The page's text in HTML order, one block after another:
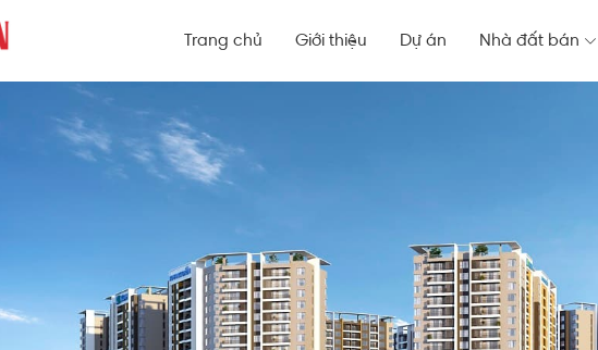
Trang chủ Giới thiệu Dự án Nhà đất bán